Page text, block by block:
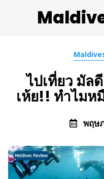
ไปเที่ยว มัล
เห้ย!! ทำไมห
พฤษ